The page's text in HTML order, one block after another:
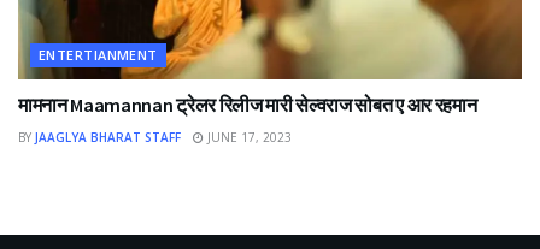
ENTERTIANMENT
मामनान Maamannan ट्रेलर रिलीज मारी सेल्वराज सोबत ए आर रहमान
BY JAAGLYA BHARAT STAFF JUNE 17, 2023